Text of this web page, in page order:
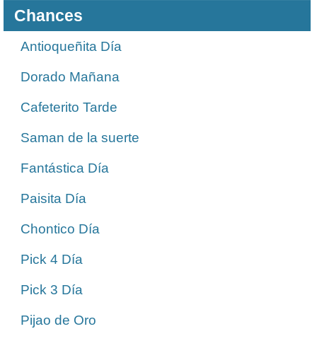
Chances
Antioqueñita Día
Dorado Mañana
Cafeterito Tarde
Saman de la suerte
Fantástica Día
Paisita Día
Chontico Día
Pick 4 Día
Pick 3 Día
Pijao de Oro